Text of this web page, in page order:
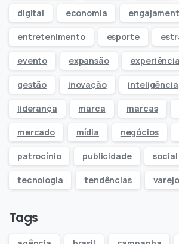
digital economia
entretenimento esporte
evento expansão experiência
gestão inovação inteligência
liderança marca marcas
mercado mídia negócios
patrocínio publicidade social
tecnologia tendências varejo
Tags